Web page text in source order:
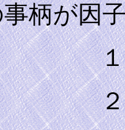
柄が因
喫
脂